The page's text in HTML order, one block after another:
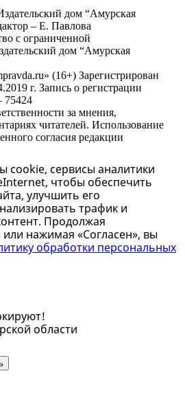
дом “Амурская
– Е. Павлова
с ограниченной
дом “Амурская
(16+) Зарегистрирован
г. Запись о регистрации
за мнения,
читателей. Использование
согласия редакции
cookie, сервисы аналитики
чтобы обеспечить
улучшить его
трафик и
Продолжая
нажимая «Согласен», вы
обработки персональных
области